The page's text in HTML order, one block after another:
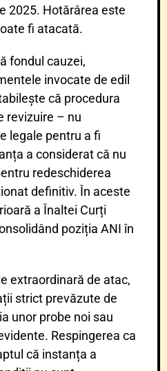
2025. Hotărârea este
fi atacată.
fondul cauzei,
invocate de edil
că procedura
revizuire – nu
legale pentru a fi
a considerat că nu
redeschiderea
definitiv. În aceste
a Înaltei Curți
poziția ANI în
extraordinară de atac,
strict prevăzute de
unor probe noi sau
Respingerea ca
că instanța a